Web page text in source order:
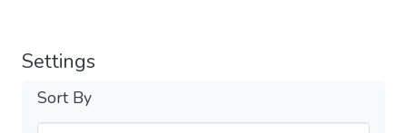
Settings
Sort By